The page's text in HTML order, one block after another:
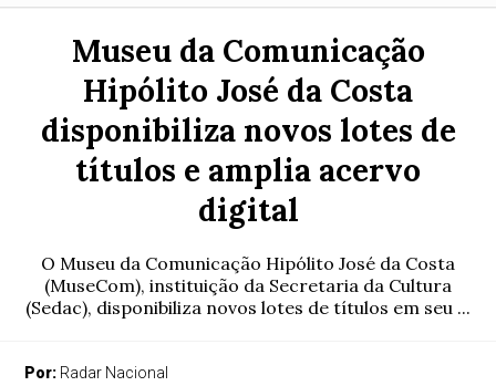
Museu da Comunicação
Hipólito José da Costa
disponibiliza novos lotes de
títulos e amplia acervo
digital
O Museu da Comunicação Hipólito José da Costa
(MuseCom), instituição da Secretaria da Cultura
(Sedac), disponibiliza novos lotes de títulos em seu ...
Por: Radar Nacional